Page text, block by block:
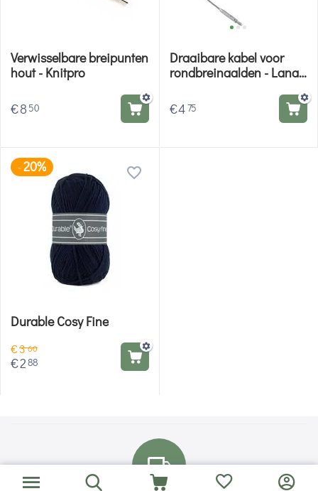
Verwisselbare breipunten
hout - Knitpro
€8 50
Draaibare kabel voor
rondbreinaalden - Lana
€475
-20%
Durable Cosy Fine
€360
€288